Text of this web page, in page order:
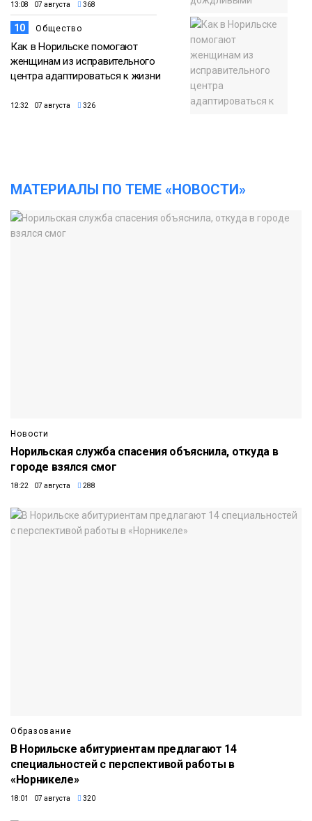
13:08 07 августа 368
10 Общество
Как в Норильске помогают
женщинам из исправительного
центра адаптироваться к жизни
12:32 07 августа 326
МАТЕРИАЛЫ ПО ТЕМЕ «НОВОСТИ»
Новости
Норильская служба спасения объяснила, откуда в
городе взялся смог
18:22 07 августа 288
Образование
В Норильске абитуриентам предлагают 14
специальностей с перспективой работы в
«Норникеле»
18:01 07 августа 320